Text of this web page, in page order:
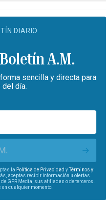
DIARIO
Boletín A.M.
sencilla y directa para
día.
la Política de Privacidad yTérminos y
aceptas recibir información u ofertas
GFR Media, sus afiliadas o de terceros.
cualquier momento.